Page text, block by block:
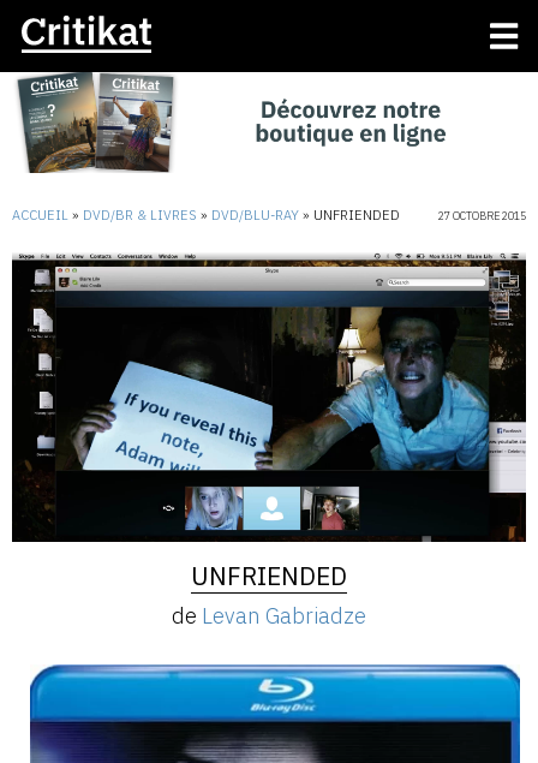
ACCUEIL » DVD/BR & LIVRES » DVD/BLU-RAY » UNFRIENDED 27 OCTOBRE 2015
UNFRIENDED
de Levan Gabriadze